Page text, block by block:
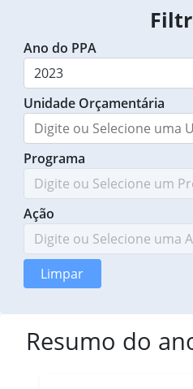
Ano do PPA
2023
Unidade Orçamentária
Programa
Ação
Limpar
Resumo do